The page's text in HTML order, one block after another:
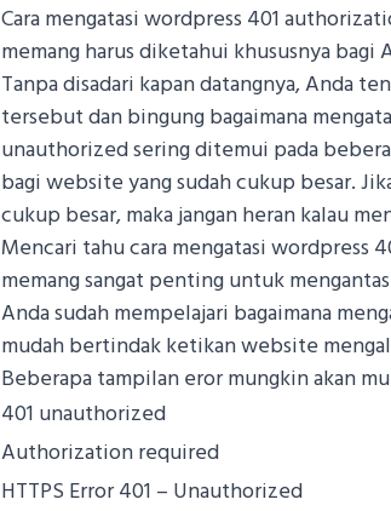
Cara mengatasi wordpress 401
memang harus diketahui khususnya
Tanpa disadari kapan datangnya, Anda
tersebut dan bingung bagaimana
unauthorized sering ditemui pada
bagi website yang sudah cukup besar.
cukup besar, maka jangan heran kalau
Mencari tahu cara mengatasi wordpress
memang sangat penting untuk
Anda sudah mempelajari bagaimana
mudah bertindak ketikan website
Beberapa tampilan eror mungkin akan
401 unauthorized
Authorization required
HTTPS Error 401 – Unauthorized